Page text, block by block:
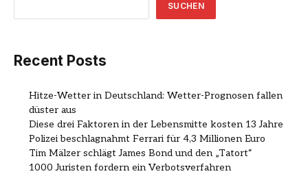
SUCHEN
Recent Posts
Hitze-Wetter in Deutschland: Wetter-Prognosen fallen
düster aus
Diese drei Faktoren in der Lebensmitte kosten 13 Jahre
Polizei beschlagnahmt Ferrari für 4,3 Millionen Euro
Tim Mälzer schlägt James Bond und den „Tatort“
1000 Juristen fordern ein Verbotsverfahren